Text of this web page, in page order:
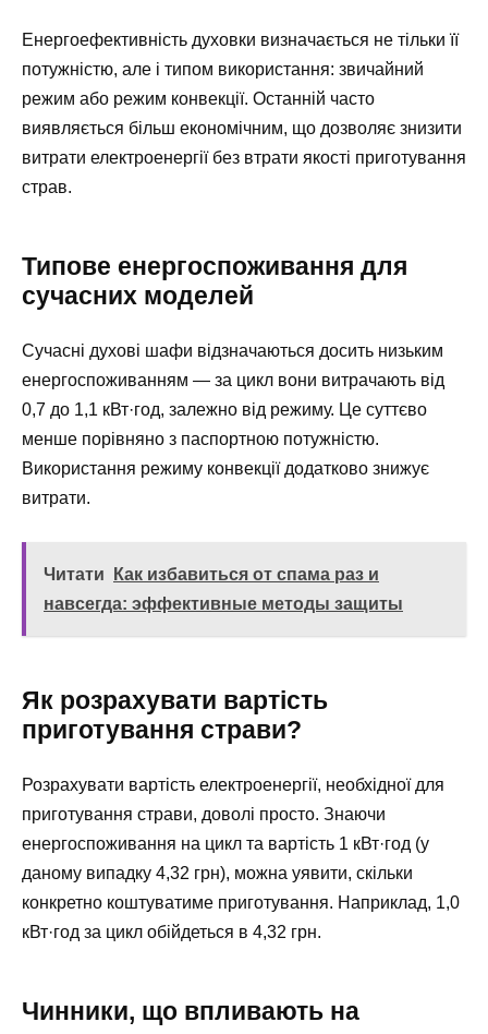
Енергоефективність духовки визначається не тільки її
потужністю, але і типом використання: звичайний
режим або режим конвекції. Останній часто
виявляється більш економічним, що дозволяє знизити
витрати електроенергії без втрати якості приготування
страв.
Типове енергоспоживання для
сучасних моделей
Сучасні духові шафи відзначаються досить низьким
енергоспоживанням — за цикл вони витрачають від
0,7 до 1,1 кВт·год, залежно від режиму. Це суттєво
менше порівняно з паспортною потужністю.
Використання режиму конвекції додатково знижує
витрати.
Читати
Как избавиться от спама раз и
навсегда: эффективные методы защиты
Як розрахувати вартість
приготування страви?
Розрахувати вартість електроенергії, необхідної для
приготування страви, доволі просто. Знаючи
енергоспоживання на цикл та вартість 1 кВт·год (у
даному випадку 4,32 грн), можна уявити, скільки
конкретно коштуватиме приготування. Наприклад, 1,0
кВт·год за цикл обійдеться в 4,32 грн.
Чинники, що впливають на